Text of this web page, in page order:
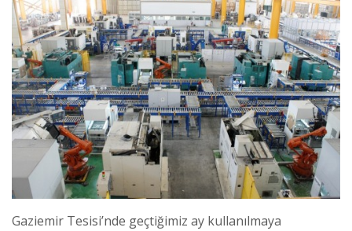
Gaziemir Tesisi’nde geçtiğimiz ay kullanılmaya